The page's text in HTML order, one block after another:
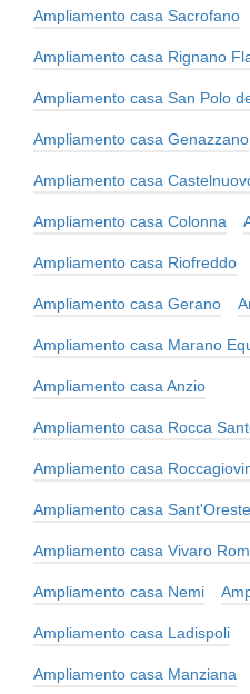
Ampliamento casa Sacrofano
Ampliamento casa Rignano
Ampliamento casa San Polo
Ampliamento casa Genazzano
Ampliamento casa
Ampliamento casa Colonna
Ampliamento casa Riofreddo
Ampliamento casa Gerano
Ampliamento casa Marano
Ampliamento casa Anzio
Ampliamento casa Rocca
Ampliamento casa
Ampliamento casa Sant'Oreste
Ampliamento casa Vivaro
Ampliamento casa Nemi
Ampliamento casa Ladispoli
Ampliamento casa Manziana